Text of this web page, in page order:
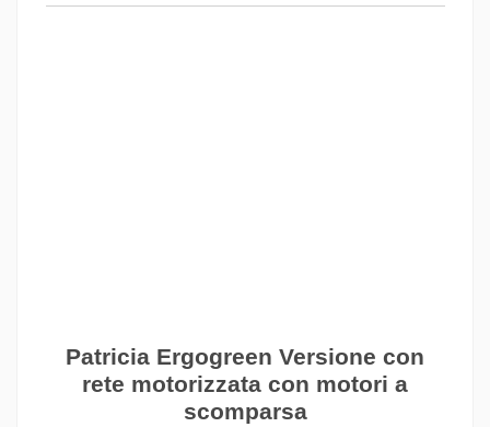
Patricia Ergogreen Versione con
rete motorizzata con motori a
scomparsa